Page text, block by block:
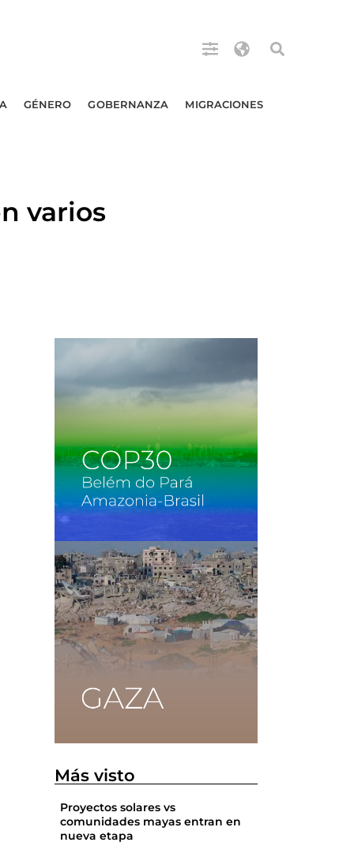
GÉNERO GOBERNANZA MIGRACIONES
varios
Más visto
Proyectos solares vs
comunidades mayas entran en
nueva etapa